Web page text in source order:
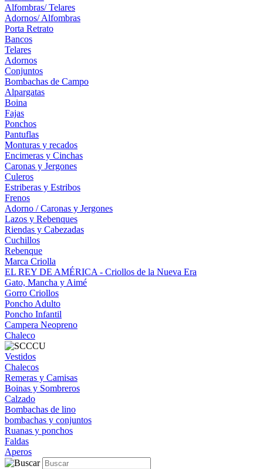
Alfombras/ Telares
Adornos/ Alfombras
Porta Retrato
Bancos
Telares
Adornos
Conjuntos
Bombachas de Campo
Alpargatas
Boina
Fajas
Ponchos
Pantuflas
Monturas y recados
Encimeras y Cinchas
Caronas y Jergones
Culeros
Estriberas y Estribos
Frenos
Adorno / Caronas y Jergones
Lazos y Rebenques
Riendas y Cabezadas
Cuchillos
Rebenque
Marca Criolla
EL REY DE AMÉRICA - Criollos de la Nueva Era
Gato, Mancha y Aimé
Gorro Criollos
Poncho Adulto
Poncho Infantil
Campera Neopreno
Chaleco
Vestidos
Chalecos
Remeras y Camisas
Boinas y Sombreros
Calzado
Bombachas de lino
bombachas y conjuntos
Ruanas y ponchos
Faldas
Aperos